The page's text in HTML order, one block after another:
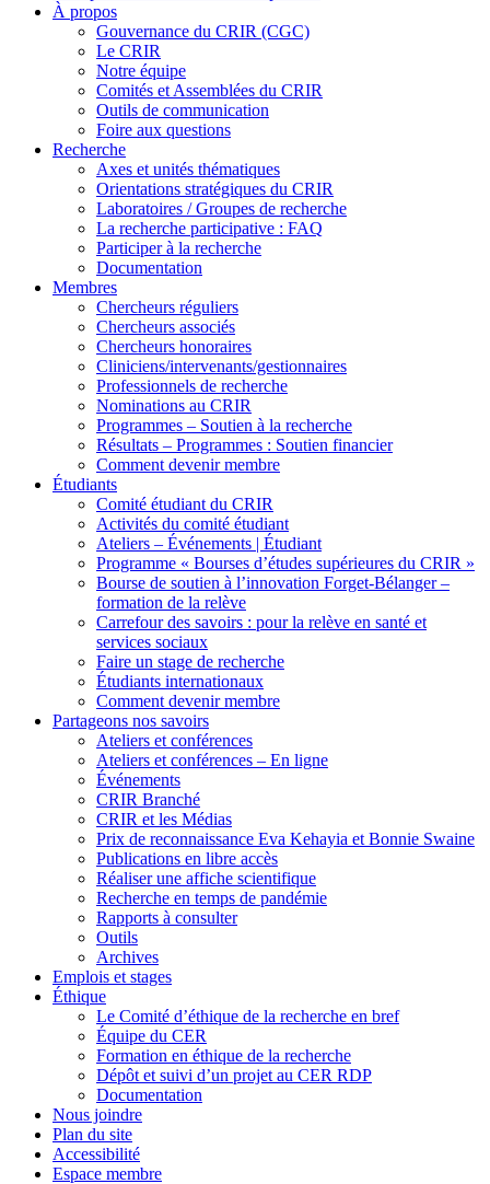
À propos
Gouvernance du CRIR (CGC)
Le CRIR
Notre équipe
Comités et Assemblées du CRIR
Outils de communication
Foire aux questions
Recherche
Axes et unités thématiques
Orientations stratégiques du CRIR
Laboratoires / Groupes de recherche
La recherche participative : FAQ
Participer à la recherche
Documentation
Membres
Chercheurs réguliers
Chercheurs associés
Chercheurs honoraires
Cliniciens/intervenants/gestionnaires
Professionnels de recherche
Nominations au CRIR
Programmes – Soutien à la recherche
Résultats – Programmes : Soutien financier
Comment devenir membre
Étudiants
Comité étudiant du CRIR
Activités du comité étudiant
Ateliers – Événements | Étudiant
Programme « Bourses d’études supérieures du CRIR »
Bourse de soutien à l’innovation Forget-Bélanger –
formation de la relève
Carrefour des savoirs : pour la relève en santé et
services sociaux
Faire un stage de recherche
Étudiants internationaux
Comment devenir membre
Partageons nos savoirs
Ateliers et conférences
Ateliers et conférences – En ligne
Événements
CRIR Branché
CRIR et les Médias
Prix de reconnaissance Eva Kehayia et Bonnie Swaine
Publications en libre accès
Réaliser une affiche scientifique
Recherche en temps de pandémie
Rapports à consulter
Outils
Archives
Emplois et stages
Éthique
Le Comité d’éthique de la recherche en bref
Équipe du CER
Formation en éthique de la recherche
Dépôt et suivi d’un projet au CER RDP
Documentation
Nous joindre
Plan du site
Accessibilité
Espace membre